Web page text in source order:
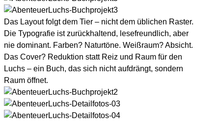
Das Layout folgt dem Tier – nicht dem üblichen Raster.
Die Typografie ist zurückhaltend, lesefreundlich, aber
nie dominant. Farben? Naturtöne. Weißraum? Absicht.
Das Cover? Reduktion statt Reiz und Raum für den
Luchs – ein Buch, das sich nicht aufdrängt, sondern
Raum öffnet.